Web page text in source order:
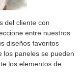
del cliente con
entre nuestros
diseños favoritos
los paneles se pueden
los elementos de